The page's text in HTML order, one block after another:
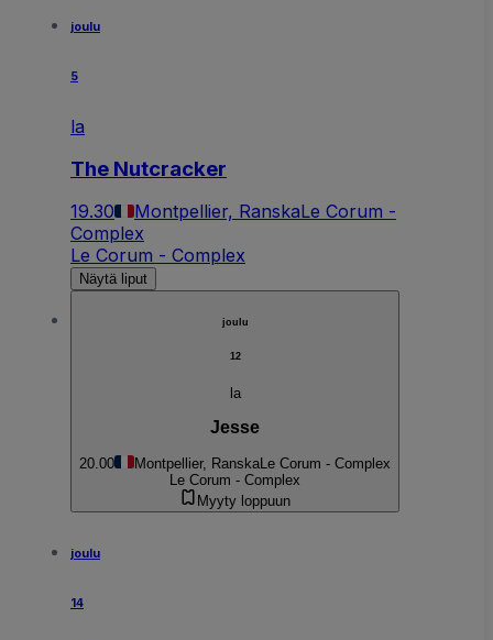
joulu
5
la
The Nutcracker
19.30 Montpellier, RanskaLe Corum -
Complex
Le Corum - Complex
Näytä liput
joulu
12
la
Jesse
20.00 Montpellier, Ranska Le Corum - Complex
Le Corum - Complex
Myyty loppuun
joulu
14